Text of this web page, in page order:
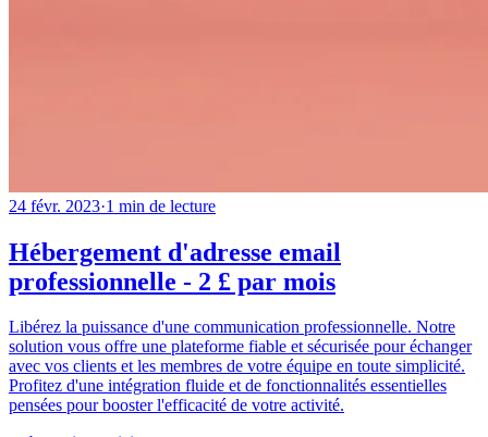
24 févr. 2023·1 min de lecture
Hébergement d'adresse email
professionnelle - 2 £ par mois
Libérez la puissance d'une communication professionnelle. Notre
solution vous offre une plateforme fiable et sécurisée pour échanger
avec vos clients et les membres de votre équipe en toute simplicité.
Profitez d'une intégration fluide et de fonctionnalités essentielles
pensées pour booster l'efficacité de votre activité.